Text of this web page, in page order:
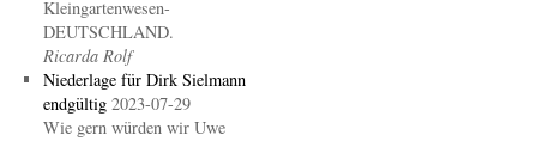
Kleingartenwesen-
DEUTSCHLAND.
Ricarda Rolf
Niederlage für Dirk Sielmann
endgültig 2023-07-29
Wie gern würden wir Uwe